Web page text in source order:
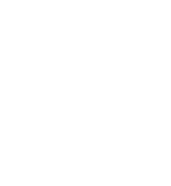
obsidiana (selected)